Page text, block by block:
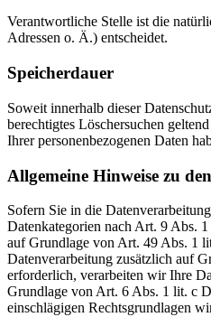
Verantwortliche Stelle ist die
Adressen o. Ä.) entscheidet.
Speicherdauer
Soweit innerhalb dieser
berechtigtes Löschersuchen
Ihrer personenbezogenen Daten
Allgemeine Hinweise zu
Sofern Sie in die
Datenkategorien nach Art. 9 Abs.
auf Grundlage von Art. 49 Abs. 1
Datenverarbeitung zusätzlich auf
erforderlich, verarbeiten wir Ihre
Grundlage von Art. 6 Abs. 1 lit. c
einschlägigen Rechtsgrundlagen